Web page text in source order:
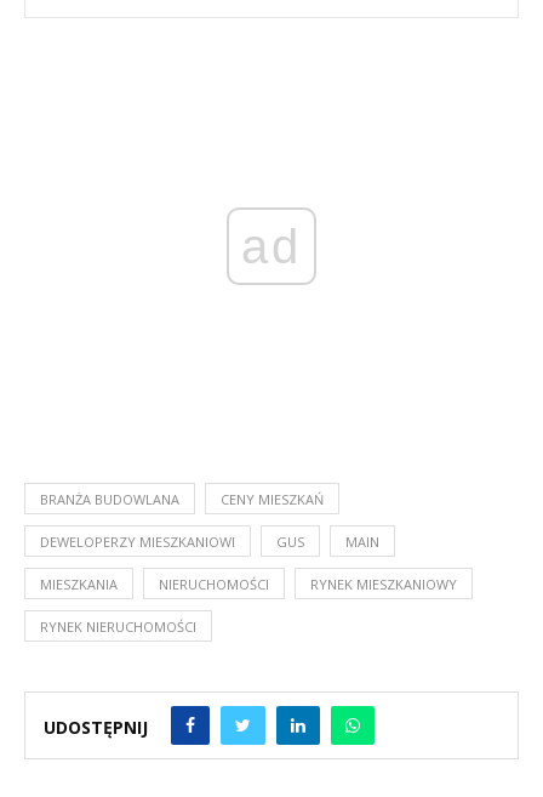
ad
BRANŻA BUDOWLANA CENY MIESZKAŃ
DEWELOPERZY MIESZKANIOWI GUS MAIN
MIESZKANIA NIERUCHOMOŚCI RYNEK MIESZKANIOWY
RYNEK NIERUCHOMOŚCI
UDOSTĘPNIJ